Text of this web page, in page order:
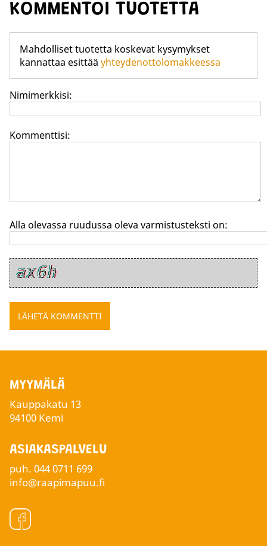
KOMMENTOI TUOTETTA
Mahdolliset tuotetta koskevat kysymykset
kannattaa esittää yhteydenottolomakkeessa
Nimimerkkisi:
Kommenttisi:
Alla olevassa ruudussa oleva varmistusteksti on:
MYYMÄLÄ
Kauppakatu 13
94100 Kemi
ASIAKASPALVELU
puh. 044 0711 699
info@raapimapuu.fi